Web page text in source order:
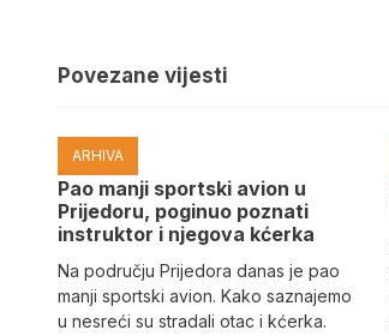
Povezane vijesti
ARHIVA
Pao manji sportski avion u
Prijedoru, poginuo poznati
instruktor i njegova kćerka
Na području Prijedora danas je pao
manji sportski avion. Kako saznajemo
u nesreći su stradali otac i kćerka.